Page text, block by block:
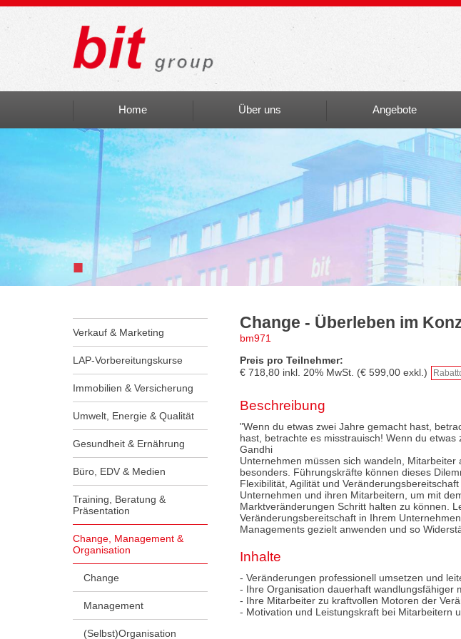
Home Über uns
bit Art
Einblicke
Angebote
■
Verkauf & Marketing
LAP-Vorbereitungskurse
Immobilien & Versicherung
Umwelt, Energie & Qualität
Gesundheit & Ernährung
Büro, EDV & Medien
Training, Beratung &
Präsentation
Change, Management &
Organisation
Change
Management
(Selbst)Organisation
Change - Überleben im
bm971
Preis pro Teilnehmer:
€ 718,80 inkl. 20% MwSt. (€ 599,00 exkl.)
Beschreibung
"Wenn du etwas zwei Jahre gemacht hast,
hast, betrachte es misstrauisch! Wenn du
Gandhi
Unternehmen müssen sich wandeln,
besonders. Führungskräfte können dieses
Flexibilität, Agilität und
Unternehmen und ihren Mitarbeitern, um mit
Marktveränderungen Schritt halten zu können.
Veränderungsbereitschaft in Ihrem
Managements gezielt anwenden und so
Inhalte
- Veränderungen professionell umsetzen und
- Ihre Organisation dauerhaft wandlungsfähiger
- Ihre Mitarbeiter zu kraftvollen Motoren der
- Motivation und Leistungskraft bei Mitarbeitern